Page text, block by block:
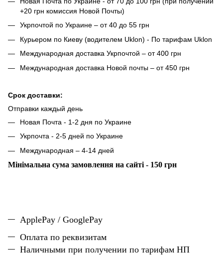
+20 грн комиссия Новой Почты)
Укрпочтой по Украине – от 40 до 55 грн
Курьером по Киеву (водителем Uklon) - По тарифам Uklon
Международная доставка Укрпочтой – от 400 грн
Международная доставка Новой почты – от 450 грн
Срок доставки:
Отправки каждый день
Новая Почта - 1-2 дня по Украине
Укрпочта - 2-5 дней по Украине
Международная – 4-14 дней
Мінімальна сума замовлення на сайті - 150 грн
ApplePay / GooglePay
Оплата по реквизитам
Наличными при получении по тарифам НП